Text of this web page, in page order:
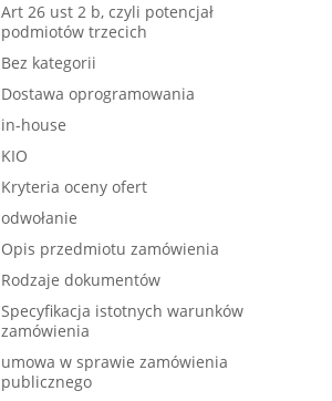
Art 26 ust 2 b, czyli potencjał
podmiotów trzecich
Bez kategorii
Dostawa oprogramowania
in-house
KIO
Kryteria oceny ofert
odwołanie
Opis przedmiotu zamówienia
Rodzaje dokumentów
Specyfikacja istotnych warunków
zamówienia
umowa w sprawie zamówienia
publicznego